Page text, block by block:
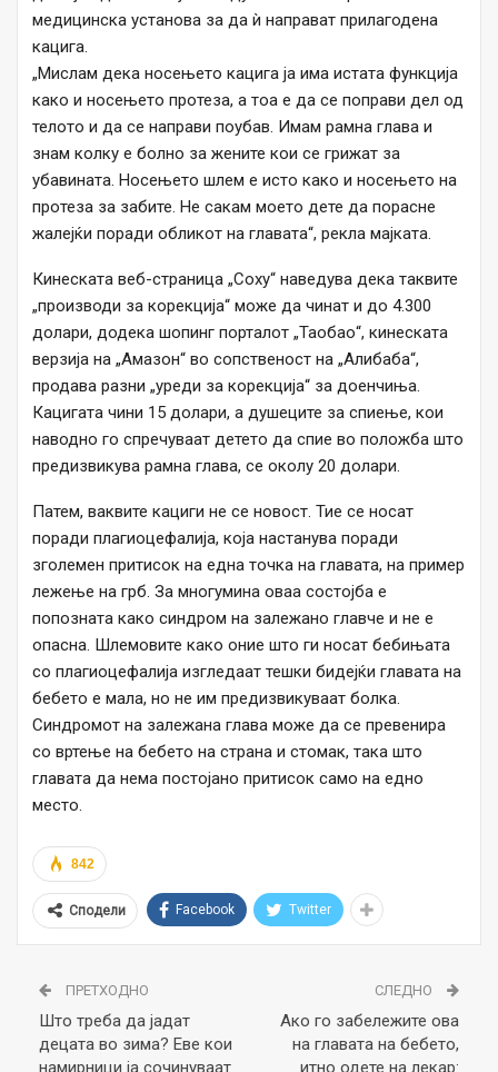
медицинска установа за да ѝ направат прилагодена
кацига.
„Мислам дека носењето кацига ја има истата функција
како и носењето протеза, а тоа е да се поправи дел од
телото и да се направи поубав. Имам рамна глава и
знам колку е болно за жените кои се грижат за
убавината. Носењето шлем е исто како и носењето на
протеза за забите. Не сакам моето дете да порасне
жалејќи поради обликот на главата“, рекла мајката.
Кинеската веб-страница „Соху“ наведува дека таквите
„производи за корекција“ може да чинат и до 4.300
долари, додека шопинг порталот „Таобао“, кинеската
верзија на „Амазон“ во сопственост на „Алибаба“,
продава разни „уреди за корекција“ за доенчиња.
Кацигата чини 15 долари, а душеците за спиење, кои
наводно го спречуваат детето да спие во положба што
предизвикува рамна глава, се околу 20 долари.
Патем, ваквите кациги не се новост. Тие се носат
поради плагиоцефалија, која настанува поради
зголемен притисок на една точка на главата, на пример
лежење на грб. За многумина оваа состојба е
попозната како синдром на залежано главче и не е
опасна. Шлемовите како оние што ги носат бебињата
со плагиоцефалија изгледаат тешки бидејќи главата на
бебето е мала, но не им предизвикуваат болка.
Синдромот на залежана глава може да се превенира
со вртење на бебето на страна и стомак, така што
главата да нема постојано притисок само на едно
место.
842
Сподели Facebook Twitter
ПРЕТХОДНО
Што треба да јадат
децата во зима? Еве кои
намирници ја сочинуваат
СЛЕДНО
Ако го забележите ова
на главата на бебето,
итно одете на лекар: